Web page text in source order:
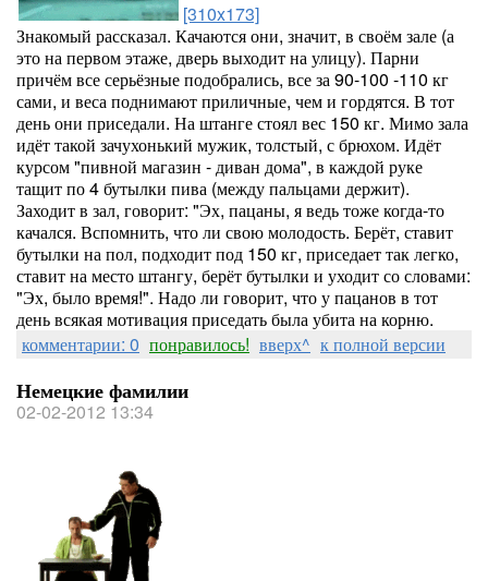
[310x173]
Знакомый рассказал. Качаются они, значит, в своём зале (а
это на первом этаже, дверь выходит на улицу). Парни
причём все серьёзные подобрались, все за 90-100 -110 кг
сами, и веса поднимают приличные, чем и гордятся. В тот
день они приседали. На штанге стоял вес 150 кг. Мимо зала
идёт такой зачухонький мужик, толстый, с брюхом. Идёт
курсом "пивной магазин - диван дома", в каждой руке
тащит по 4 бутылки пива (между пальцами держит).
Заходит в зал, говорит: "Эх, пацаны, я ведь тоже когда-то
качался. Вспомнить, что ли свою молодость. Берёт, ставит
бутылки на пол, подходит под 150 кг, приседает так легко,
ставит на место штангу, берёт бутылки и уходит со словами:
"Эх, было время!". Надо ли говорит, что у пацанов в тот
день всякая мотивация приседать была убита на корню.
комментарии: 0 понравилось! вверх^ к полной версии
Немецкие фамилии
02-02-2012 13:34